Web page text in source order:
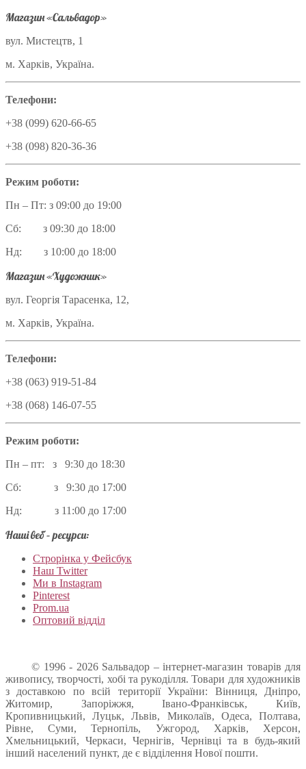
Магазин «Сальвадор»
вул. Мистецтв, 1
м. Харків, Україна.
Телефони:
+38 (099) 620-66-65
+38 (098) 820-36-36
Режим роботи:
Пн – Пт: з 09:00 до 19:00
Сб: з 09:30 до 18:00
Нд: з 10:00 до 18:00
Магазин «Художник»
вул. Георгія Тарасенка, 12,
м. Харків, Україна.
Телефони:
+38 (063) 919-51-84
+38 (068) 146-07-55
Режим роботи:
Пн – пт: з 9:30 до 18:30
Сб: з 9:30 до 17:00
Нд: з 11:00 до 17:00
Наші веб – ресурси:
Строрінка у Фейсбук
Наш Twitter
Ми в Instagram
Pinterest
Prom.ua
Оптовий відділ
© 1996 - 2026 Sальвадор – інтернет-магазин товарів для
живопису, творчості, хобі та рукоділля. Товари для художників
з доставкою по всій території України: Вінниця, Дніпро,
Житомир, Запоріжжя, Івано-Франківськ, Київ,
Кропивницький, Луцьк, Львів, Миколаїв, Одеса, Полтава,
Рівне, Суми, Тернопіль, Ужгород, Харків, Херсон,
Хмельницький, Черкаси, Чернігів, Чернівці та в будь-який
інший населений пункт, де є відділення Нової пошти.